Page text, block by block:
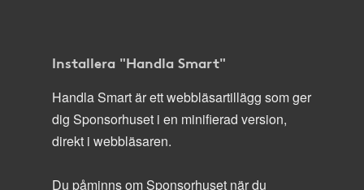
Installera "Handla Smart"
Handla Smart är ett webbläsartillägg som ger
dig Sponsorhuset i en minifierad version,
direkt i webbläsaren.
Du påminns om Sponsorhuset när du